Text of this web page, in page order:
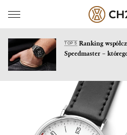
TOP 5Ranking
Speedmaster –